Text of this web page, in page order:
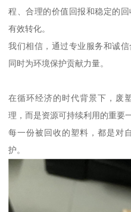
程、合理的价值回报和稳定的
有效转化。
我们相信，通过专业服务和诚
同时为环境保护贡献力量。
在循环经济的时代背景下，废
理，而是资源可持续利用的重要
每一份被回收的塑料，都是对
护。